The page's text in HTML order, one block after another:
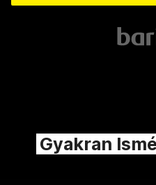
Gyakran